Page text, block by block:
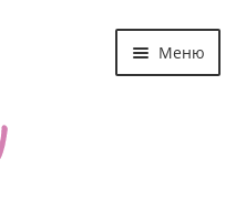
Меню